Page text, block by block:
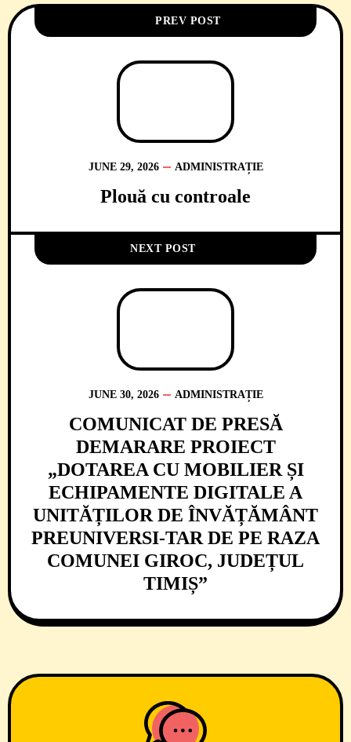
PREV POST
JUNE 29, 2026 ADMINISTRAȚIE
Plouă cu controale
NEXT POST
JUNE 30, 2026 ADMINISTRAȚIE
COMUNICAT DE PRESĂ
DEMARARE PROIECT
„DOTAREA CU MOBILIER ȘI
ECHIPAMENTE DIGITALE A
UNITĂȚILOR DE ÎNVĂȚĂMÂNT
PREUNIVERSI-TAR DE PE RAZA
COMUNEI GIROC, JUDEȚUL
TIMIȘ”